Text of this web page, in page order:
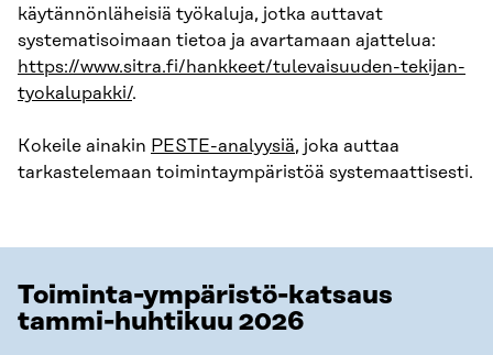
käytännönläheisiä työkaluja, jotka auttavat
systematisoimaan tietoa ja avartamaan ajattelua:
https://www.sitra.fi/hankkeet/tulevaisuuden-tekijan-
tyokalupakki/.
Kokeile ainakin PESTE-analyysiä, joka auttaa
tarkastelemaan toimintaympäristöä systemaattisesti.
Toiminta-ympäristö-katsaus
tammi-huhtikuu 2026